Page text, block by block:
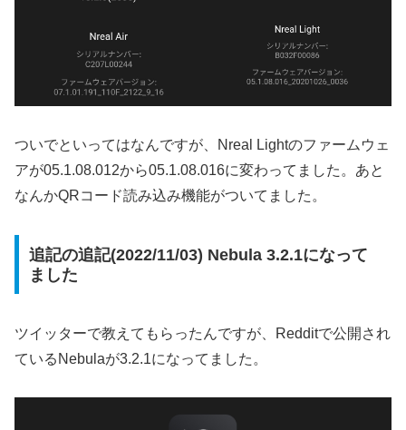
ついでといってはなんですが、Nreal Lightのファームウェ
アが05.1.08.012から05.1.08.016に変わってました。あと
なんかQRコード読み込み機能がついてました。
追記の追記(2022/11/03) Nebula 3.2.1になって
ました
ツイッターで教えてもらったんですが、Redditで公開され
ているNebulaが3.2.1になってました。